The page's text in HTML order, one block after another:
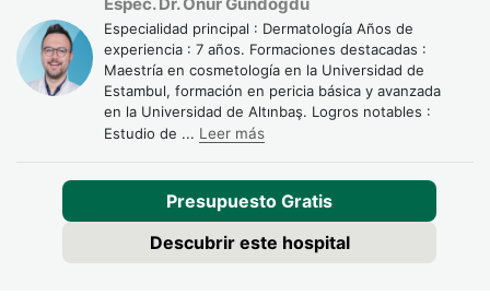
femenina en tres grados de adelgazamiento difuso. El
tratamiento varía desde el minoxidil y la mesoterapia
(grado I) hasta el PRP intensivo o trasplante en casos
seleccionados (grado III).
Conocer tu grado evita tratamientos inadecuados y pérdida
de tiempo y dinero.
Especialidad principal : Dermatología Años de
experiencia : 7 años. Formaciones destacadas :
Maestría en cosmetología en la Universidad de
Estambul, formación en pericia básica y avanzada
en la Universidad de Altınbaş. Logros notables :
Estudio de ... Leer más
Presupuesto Gratis
Descubrir este hospital